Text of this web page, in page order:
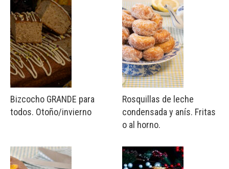
Bizcocho GRANDE para
todos. Otoño/invierno
Rosquillas de leche
condensada y anís. Fritas
o al horno.